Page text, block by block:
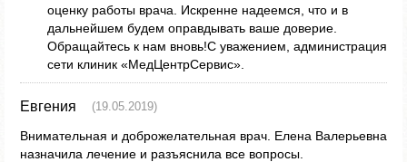
оценку работы врача. Искренне надеемся, что и в
дальнейшем будем оправдывать ваше доверие.
Обращайтесь к нам вновь!С уважением, администрация
сети клиник «МедЦентрСервис».
Евгения (19.05.2019)
Внимательная и доброжелательная врач. Елена Валерьевна
назначила лечение и разъяснила все вопросы.